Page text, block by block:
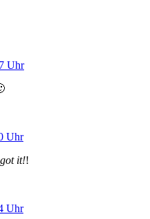
Uhr
Uhr
it!!
Uhr